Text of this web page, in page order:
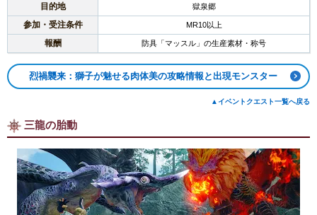
目的地 獄泉郷
参加・受注条件 MR10以上
報酬 防具「マッスル」の生産素材・称号
烈禍襲来：獅子が魅せる肉体美の攻略情報と出現モンスター
▲イベントクエスト一覧へ戻る
三龍の胎動